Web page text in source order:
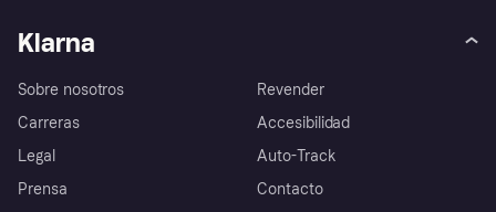
Klarna
Sobre nosotros
Carreras
Legal
Prensa
Revender
Accesibilidad
Auto-Track
Contacto